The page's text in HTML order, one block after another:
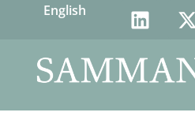
English